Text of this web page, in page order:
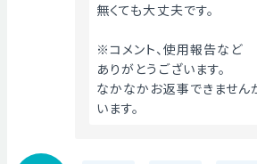
無くても大丈夫です。
※コメント、使用報告など
ありがとうございます。
なかなかお返事できません
います。